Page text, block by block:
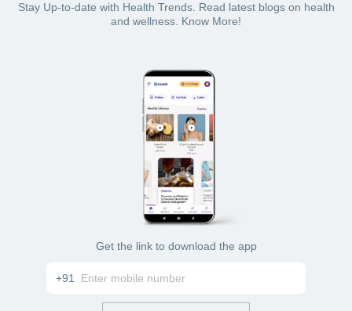
Stay Up-to-date with Health Trends. Read latest blogs on health
and wellness. Know More!
Get the link to download the app
+91